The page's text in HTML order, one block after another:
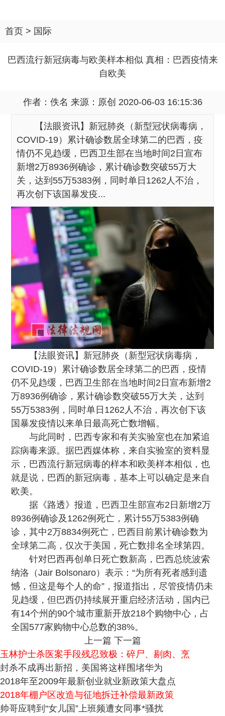
首页 > 国际
巴西流行新冠病毒与欧美样本相似 真相：巴西疫情来
自欧美
作者：佚名 来源： 原创 2020-06-03 16:15:36
【法眼资讯】新冠肺炎（新型冠状病毒病，
COVID-19）累计确诊数居全球第二的巴西，疫
情仍不见趋缓，巴西卫生部在当地时间2日宣布
新增2万8936例确诊，累计确诊数突破55万大
关，达到55万5383例，同时单日1262人不治，
再次创下该国暴发疫...
【法眼资讯】新冠肺炎（新型冠状病毒病，
COVID-19）累计确诊数居全球第二的巴西，疫情
仍不见趋缓，巴西卫生部在当地时间2日宣布新增2
万8936例确诊，累计确诊数突破55万大关，达到
55万5383例，同时单日1262人不治，再次创下该
国暴发疫情以来单日最高死亡数增幅。
与此同时，巴西专家和有关实验室也在加紧追
踪病毒来源。据巴西媒体称，来自实验室的资料显
示，巴西流行新冠病毒的样本和欧美样本相似，也
就是说，巴西的新冠病毒，基本上可以确定是来自
欧美。
据《路透》报道，巴西卫生部宣布2日新增2万
8936例确诊及1262例死亡，累计55万5383例确
诊，其中2万8834例死亡，巴西目前累计确诊数为
全球第二高，仅次于美国，死亡数排名全球第四。
针对巴西再创单日死亡数新高，巴西总统波索
纳洛（Jair Bolsonaro）表示：“为所有死者感到遗
憾，但这是每个人的命”，报道指出，尽管疫情仍未
见趋缓，但巴西仍持续展开重启经济活动，国内已
有14个州的90个城市重新开放218个购物中心，占
全国577家购物中心总数的38%。
上一篇 下一篇
玉林护士杀医案手段残忍致极：碎尸、剔肉、烹
封杀不成再出新招，美国将这样围堵华为
2018年至2009年最新创业就业新政策大盘点
2018年棚户区改造与征地拆迁补偿最新政策
帅哥应聘到“女儿国”上班频遭女同事*骚扰